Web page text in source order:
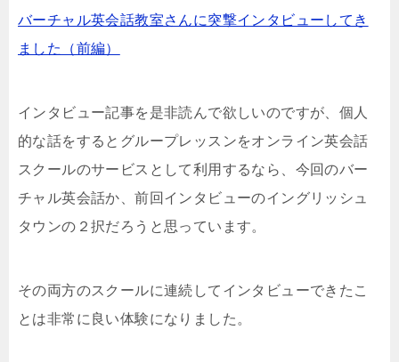
バーチャル英会話教室さんに突撃インタビューしてき
ました（前編）
インタビュー記事を是非読んで欲しいのですが、個人
的な話をするとグループレッスンをオンライン英会話
スクールのサービスとして利用するなら、今回のバー
チャル英会話か、前回インタビューのイングリッシュ
タウンの２択だろうと思っています。
その両方のスクールに連続してインタビューできたこ
とは非常に良い体験になりました。